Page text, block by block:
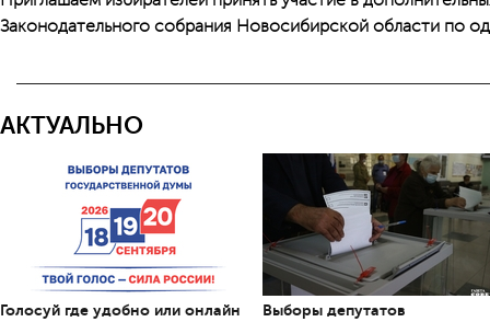
Законодательного собрания Новосибирской области по
АКТУАЛЬНО
Голосуй где удобно или онлайн
Выборы депутатов